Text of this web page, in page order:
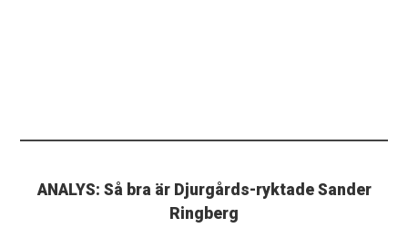
ANALYS: Så bra är Djurgårds-ryktade Sander
Ringberg